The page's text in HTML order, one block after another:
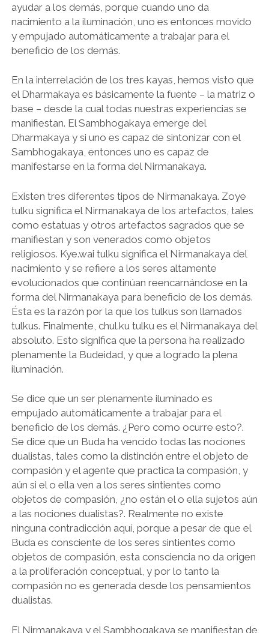
ayudar a los demás, porque cuando uno da
nacimiento a la iluminación, uno es entonces movido
y empujado automáticamente a trabajar para el
beneficio de los demás.
En la interrelación de los tres kayas, hemos visto que
el Dharmakaya es básicamente la fuente – la matriz o
base – desde la cual todas nuestras experiencias se
manifiestan. El Sambhogakaya emerge del
Dharmakaya y si uno es capaz de sintonizar con el
Sambhogakaya, entonces uno es capaz de
manifestarse en la forma del Nirmanakaya.
Existen tres diferentes tipos de Nirmanakaya. Zoye
tulku significa el Nirmanakaya de los artefactos, tales
como estatuas y otros artefactos sagrados que se
manifiestan y son venerados como objetos
religiosos. Kye.wai tulku significa el Nirmanakaya del
nacimiento y se refiere a los seres altamente
evolucionados que continúan reencarnándose en la
forma del Nirmanakaya para beneficio de los demás.
Ésta es la razón por la que los tulkus son llamados
tulkus. Finalmente, chul.ku tulku es el Nirmanakaya del
absoluto. Esto significa que la persona ha realizado
plenamente la Budeidad, y que a logrado la plena
iluminación.
Se dice que un ser plenamente iluminado es
empujado automáticamente a trabajar para el
beneficio de los demás. ¿Pero como ocurre esto?.
Se dice que un Buda ha vencido todas las nociones
dualistas, tales como la distinción entre el objeto de
compasión y el agente que practica la compasión, y
aún si el o ella ven a los seres sintientes como
objetos de compasión, ¿no están el o ella sujetos aún
a las nociones dualistas?. Realmente no existe
ninguna contradicción aquí, porque a pesar de que el
Buda es consciente de los seres sintientes como
objetos de compasión, esta consciencia no da origen
a la proliferación conceptual, y por lo tanto la
compasión no es generada desde los pensamientos
dualistas.
El Nirmanakaya y el Sambhogakaya se manifiestan de